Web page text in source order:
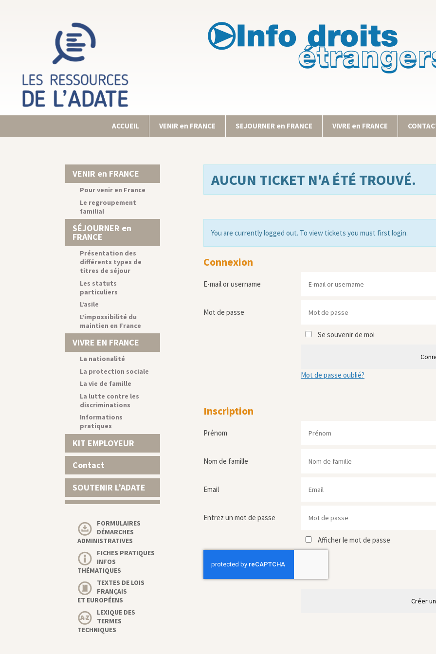
ACCUEIL VENIR en FRANCE SEJOURNER en FRANCE VIVRE en FRANCE
AUCUN TICKET N'A ÉTÉ TROUVÉ.
You are currently logged out. To view tickets you must first login.
Connexion
E-mail or username
Mot de passe
Se souvenir de moi
Mot de passe oublié?
Inscription
Prénom
Nom de famille
Email
Entrez un mot de passe
Afficher le mot de passe
Créer
VENIR en FRANCE
Pour venir en France
Le regroupement
familial
SÉJOURNER en
FRANCE
Présentation des
différents types de
titres de séjour
Les statuts
particuliers
L’asile
L’impossibilité du
maintien en France
VIVRE EN FRANCE
La nationalité
La protection sociale
La vie de famille
La lutte contre les
discriminations
Informations
pratiques
KIT EMPLOYEUR
Contact
SOUTENIR L’ADATE
FORMULAIRES
DÉMARCHES
ADMINISTRATIVES
FICHES PRATIQUES
INFOS
THÉMATIQUES
TEXTES DE LOIS
FRANÇAIS
ET EUROPÉENS
LEXIQUE DES
TERMES
TECHNIQUES